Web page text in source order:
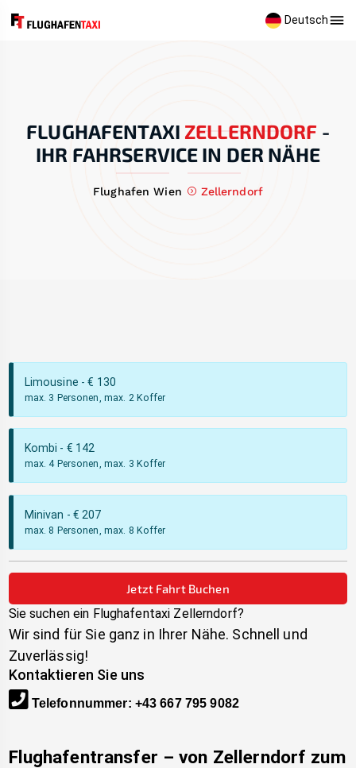
Deutsch
FLUGHAFENTAXI ZELLERNDORF -
IHR FAHRSERVICE IN DER NÄHE
Flughafen Wien Zellerndorf
Limousine - € 130
max. 3 Personen, max. 2 Koffer
Kombi - € 142
max. 4 Personen, max. 3 Koffer
Minivan - € 207
max. 8 Personen, max. 8 Koffer
Jetzt Fahrt Buchen
Sie suchen ein Flughafentaxi Zellerndorf?
Wir sind für Sie ganz in Ihrer Nähe. Schnell und
Zuverlässig!
Kontaktieren Sie uns
Telefonnummer: +43 667 795 9082
Flughafentransfer – von Zellerndorf zum